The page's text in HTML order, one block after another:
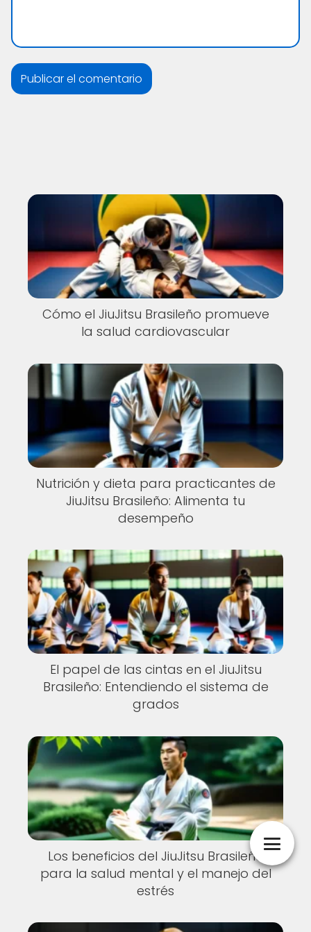
Cómo el JiuJitsu Brasileño promueve
la salud cardiovascular
Nutrición y dieta para practicantes de
JiuJitsu Brasileño: Alimenta tu
desempeño
El papel de las cintas en el JiuJitsu
Brasileño: Entendiendo el sistema de
grados
Los beneficios del JiuJitsu Brasileño
para la salud mental y el manejo del
estrés